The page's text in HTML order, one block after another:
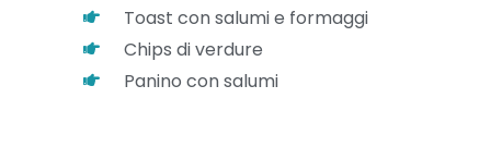
Toast con salumi e formaggi
Chips di verdure
Panino con salumi